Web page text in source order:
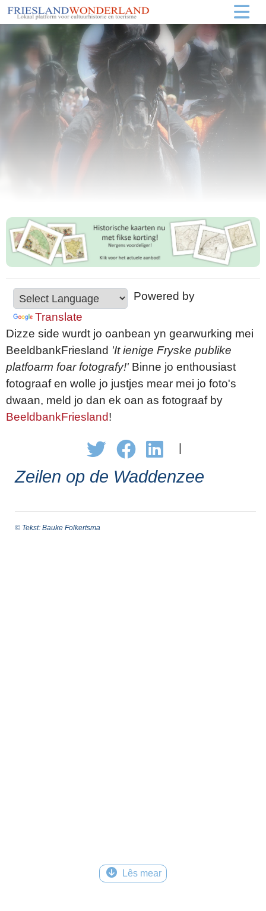
Powered by
Translate
Dizze side wurdt jo oanbean yn gearwurking mei
BeeldbankFriesland 'It ienige Fryske publike
platfoarm foar fotografy!' Binne jo enthousiast
fotograaf en wolle jo justjes mear mei jo foto's
dwaan, meld jo dan ek oan as fotograaf by
BeeldbankFriesland!
Zeilen op de Waddenzee
© Tekst: Bauke Folkertsma
Lês mear